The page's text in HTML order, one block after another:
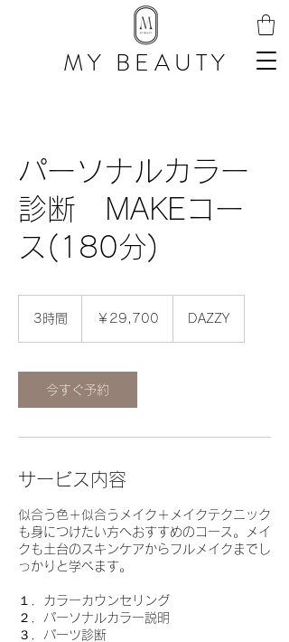
MY BEAUTY
パーソナルカラー
診断 MAKEコー
ス(180分)
3時間 ￥29,700 DAZZY
今すぐ予約
サービス内容
似合う色＋似合うメイク＋メイクテクニック
も身につけたい方へおすすめのコース。メイ
クも土台のスキンケアからフルメイクまでし
っかりと学べます。
１．カラーカウンセリング
２．パーソナルカラー説明
３．パーツ診断